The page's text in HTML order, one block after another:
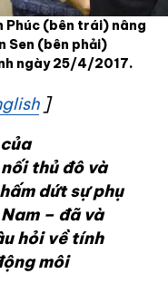
Phúc (bên trái) nâng
Sen (bên phải)
ngày 25/4/2017.
Opens in new
]
nối thủ đô và
dứt sự phụ
– đã và
hỏi về tính
môi